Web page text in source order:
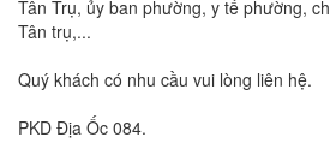
Tân Trụ, ủy ban phường, y tế phường,
Tân trụ,...
Quý khách có nhu cầu vui lòng liên hệ.
PKD Địa Ốc 084.